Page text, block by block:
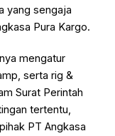
yang sengaja
Pura Kargo.
mengatur
serta rig &
Surat Perintah
tertentu,
PT Angkasa